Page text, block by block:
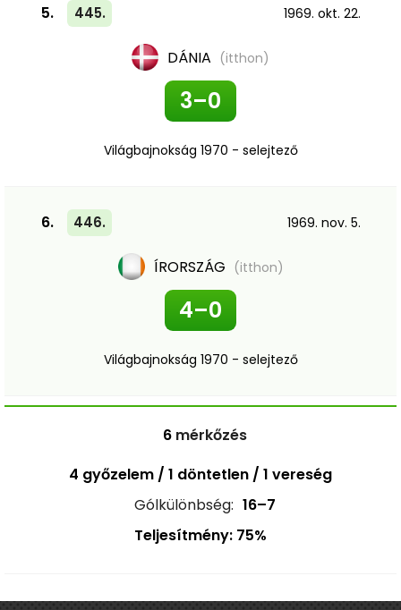
5. 445. 1969. okt. 22.
DÁNIA (itthon)
3–0
Világbajnokság 1970 - selejtező
6. 446. 1969. nov. 5.
ÍRORSZÁG (itthon)
4–0
Világbajnokság 1970 - selejtező
6 mérkőzés
4 győzelem / 1 döntetlen / 1 vereség
Gólkülönbség: 16–7
Teljesítmény: 75%